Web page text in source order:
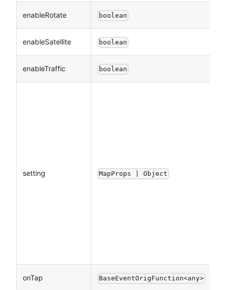
enableRotate boolean
enableSatellite boolean
enableTraffic boolean
setting MapProps | Object
onTap BaseEventOrigFunction<any>